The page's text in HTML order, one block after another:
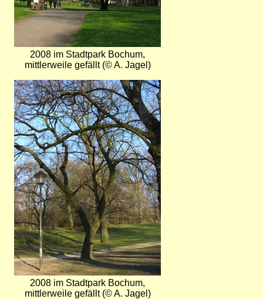
2008 im Stadtpark Bochum,
mittlerweile gefällt (© A. Jagel)
Bild
2008 im Stadtpark Bochum,
mittlerweile gefällt (© A. Jagel)